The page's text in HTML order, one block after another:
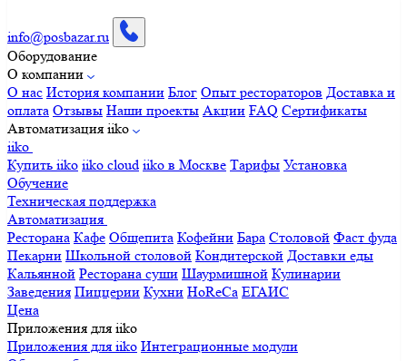
info@posbazar.ru
Оборудование
О компании
О нас История компании Блог Опыт рестораторов Доставка и
оплата Отзывы Наши проекты Акции FAQ Сертификаты
Автоматизация iiko
iiko
Купить iiko iiko cloud iiko в Москве Тарифы Установка
Обучение
Техническая поддержка
Автоматизация
Ресторана Кафе Общепита Кофейни Бара Столовой Фаст фуда
Пекарни Школьной столовой Кондитерской Доставки еды
Кальянной Ресторана суши Шаурмишной Кулинарии
Заведения Пиццерии Кухни HoReCa ЕГАИС
Цена
Приложения для iiko
Приложения для iiko Интеграционные модули